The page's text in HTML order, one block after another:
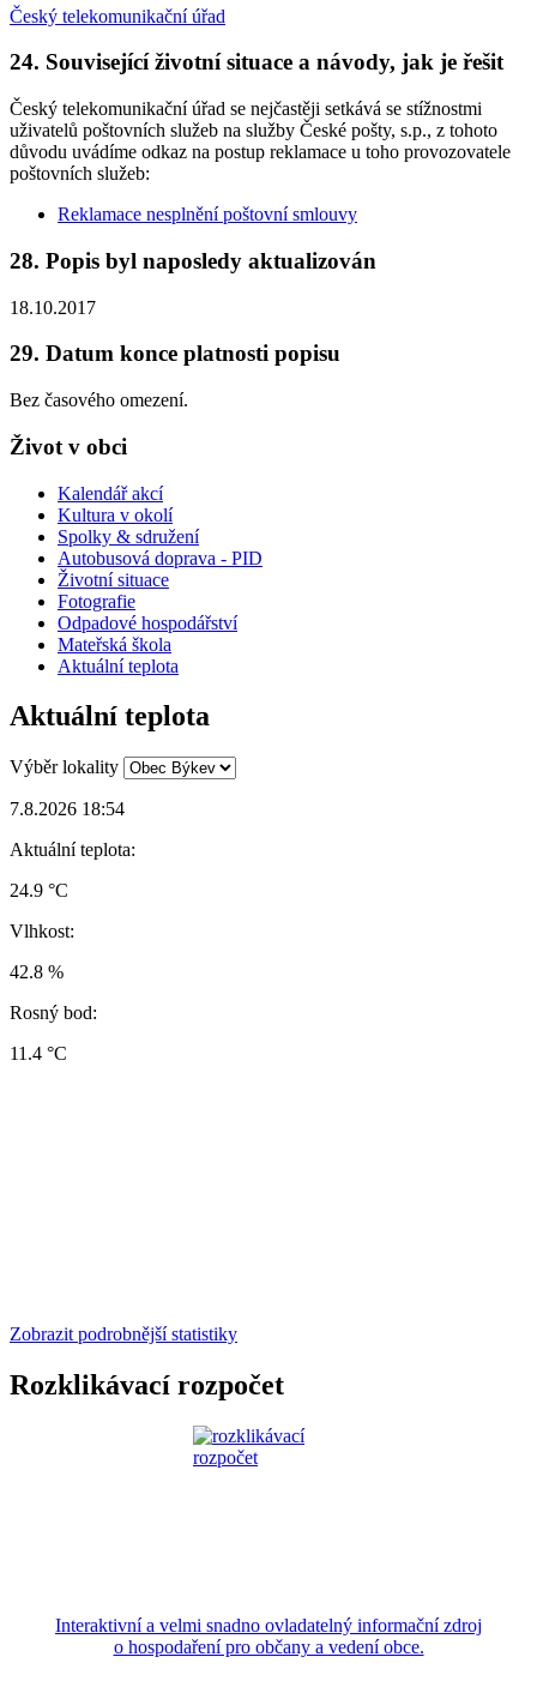
Český telekomunikační úřad
24. Související životní situace a návody, jak je řešit
Český telekomunikační úřad se nejčastěji setkává se stížnostmi
uživatelů poštovních služeb na služby České pošty, s.p., z tohoto
důvodu uvádíme odkaz na postup reklamace u toho provozovatele
poštovních služeb:
Reklamace nesplnění poštovní smlouvy
28. Popis byl naposledy aktualizován
18.10.2017
29. Datum konce platnosti popisu
Bez časového omezení.
Život v obci
Kalendář akcí
Kultura v okolí
Spolky & sdružení
Autobusová doprava - PID
Životní situace
Fotografie
Odpadové hospodářství
Mateřská škola
Aktuální teplota
Aktuální teplota
Výběr lokality
7.8.2026 18:54
Aktuální teplota:
24.9 °C
Vlhkost:
42.8 %
Rosný bod:
11.4 °C
Zobrazit podrobnější statistiky
Rozklikávací rozpočet
Interaktivní a velmi snadno ovladatelný informační zdroj
o hospodaření pro občany a vedení obce.